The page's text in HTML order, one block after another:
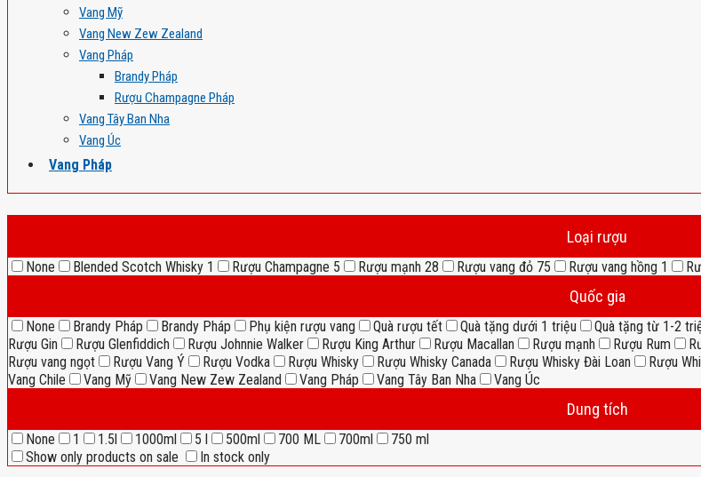
Vang Mỹ
Vang New Zew Zealand
Vang Pháp
Brandy Pháp
Rượu Champagne Pháp
Vang Tây Ban Nha
Vang Úc
Vang Pháp
Loại rượu
None Blended Scotch Whisky 1 Rượu Champagne 5 Rượu mạnh 28 Rượu vang đỏ 75 Rượu vang hồng 1
Quốc gia
None Brandy Pháp Brandy Pháp Phụ kiện rượu vang Quà rượu tết Quà tặng dưới 1 triệu Quà tặng từ 1-2
Rượu Gin
Rượu Glenfiddich Rượu Johnnie Walker Rượu King Arthur Rượu Macallan Rượu mạnh Rượu Rum
Rượu vang ngọt
Rượu Vang Ý Rượu Vodka Rượu Whisky Rượu Whisky Canada Rượu Whisky Đài Loan Rượu
Vang Chile
Vang Mỹ Vang New Zew Zealand Vang Pháp Vang Tây Ban Nha Vang Úc
Dung tích
None 1 1.5l 1000ml 5 l 500ml 700 ML 700ml
750 ml
Show only products on sale
In stock only